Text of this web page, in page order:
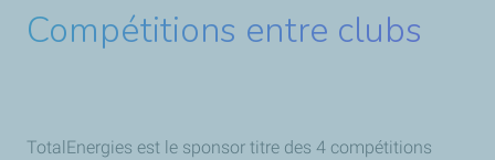
Compétitions entre clubs
TotalEnergies est le sponsor titre des 4 compétitions